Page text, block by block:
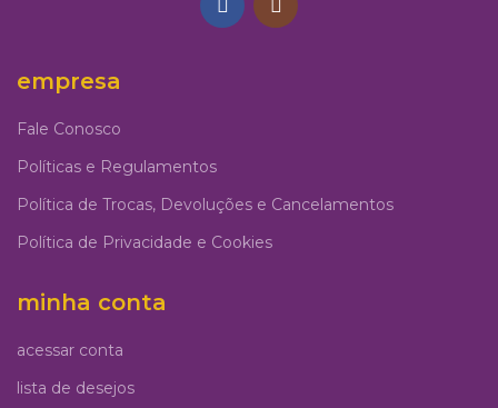
empresa
Fale Conosco
Políticas e Regulamentos
Política de Trocas, Devoluções e Cancelamentos
Política de Privacidade e Cookies
minha conta
acessar conta
lista de desejos